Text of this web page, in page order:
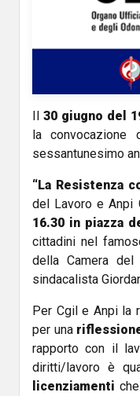
Il30 giugno del
la
sessantunesimo
“La Resistenza
del Lavoro e Anpi
16.30 in piazza
cittadini nel
della Camera
sindacalista
Per Cgil e Anpi la
per una
rapporto con il
diritti/lavoro è
licenziamenti